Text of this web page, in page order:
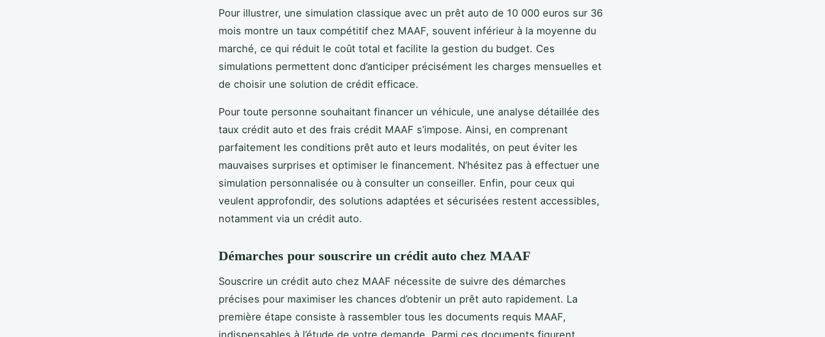
Pour illustrer, une simulation classique avec un prêt auto de 10 000 euros sur 36
mois montre un taux compétitif chez MAAF, souvent inférieur à la moyenne du
marché, ce qui réduit le coût total et facilite la gestion du budget. Ces
simulations permettent donc d’anticiper précisément les charges mensuelles et
de choisir une solution de crédit efficace.
Pour toute personne souhaitant financer un véhicule, une analyse détaillée des
taux crédit auto et des frais crédit MAAF s’impose. Ainsi, en comprenant
parfaitement les conditions prêt auto et leurs modalités, on peut éviter les
mauvaises surprises et optimiser le financement. N’hésitez pas à effectuer une
simulation personnalisée ou à consulter un conseiller. Enfin, pour ceux qui
veulent approfondir, des solutions adaptées et sécurisées restent accessibles,
notamment via un crédit auto.
Démarches pour souscrire un crédit auto chez MAAF
Souscrire un crédit auto chez MAAF nécessite de suivre des démarches
précises pour maximiser les chances d’obtenir un prêt auto rapidement. La
première étape consiste à rassembler tous les documents requis MAAF,
indispensables à l’étude de votre demande. Parmi ces documents figurent